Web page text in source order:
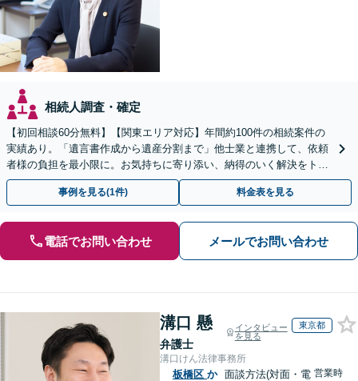
相続人調査・確定
【初回相談60分無料】【関東エリア対応】年間約100件の相続案件の
実績あり。「遺言書作成から遺産分割まで」他士業と連携して、依頼
者様の負担を最小限に。お気持ちに寄り添い、納得のいく解決をトー
タル・サポート【当日・夜間（18時まで）の相談可】
事例を見る(1件) 料金表を見る
電話でお問い合わせ メールでお問い合わせ
溝口 懸
弁護士
インタビュー
を見る
東京都
溝口けん法律事務所
板橋区 か 面談方法(対面・電 営業時